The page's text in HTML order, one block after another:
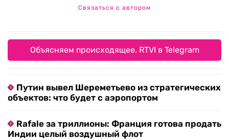
Связаться с автором
Объясняем происходящее. RTVI в Telegram
Путин вывел Шереметьево из стратегических
объектов: что будет с аэропортом
Rafale за триллионы: Франция готова продать
Индии целый воздушный флот